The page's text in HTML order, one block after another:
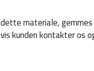
materiale,
kunden kontakter os